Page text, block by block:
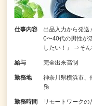
仕事内容
出品入力から発
0〜40代の男性が
したい！」 ⇒そ
給与 完全出来高制
勤務地
神奈川県横浜市
務
勤務時間
リモートワーク